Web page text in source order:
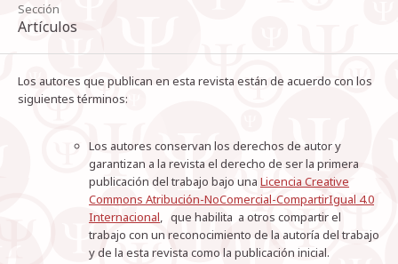
Sección
Artículos
Los autores que publican en esta revista están de acuerdo con los
siguientes términos:
Los autores conservan los derechos de autor y
garantizan a la revista el derecho de ser la primera
publicación del trabajo bajo una Licencia Creative
Commons Atribución-NoComercial-CompartirIgual 4.0
Internacional, que habilita a otros compartir el
trabajo con un reconocimiento de la autoría del trabajo
y de la esta revista como la publicación inicial.